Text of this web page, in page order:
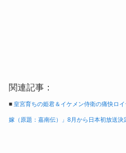
関連記事：
■ 皇宮育ちの姫君＆イケメン侍衛の痛快ロ
嫁（原題：嘉南伝）」8月から日本初放送決